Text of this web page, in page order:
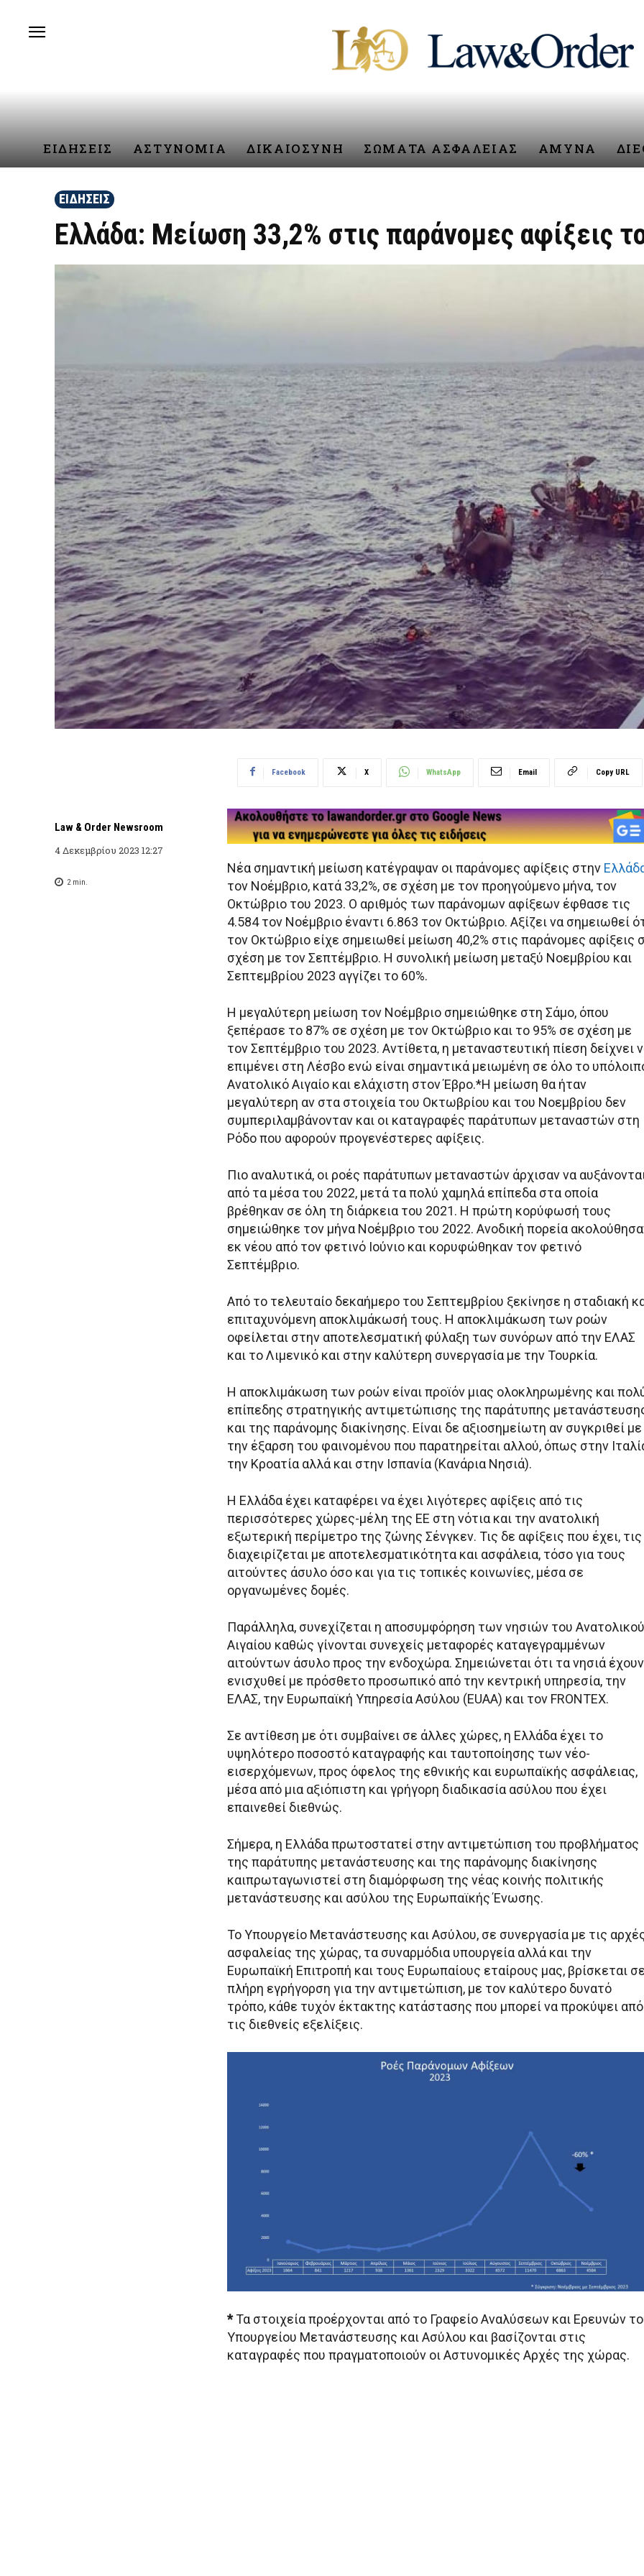
ΕΙΔΗΣΕΙΣ ΑΣΤΥΝΟΜΙΑ ΔΙΚΑΙΟΣΥΝΗ ΣΩΜΑΤΑ ΑΣΦΑΛΕΙΑΣ ΑΜΥΝΑ
ΕΙΔΗΣΕΙΣ
Ελλάδα: Μείωση 33,2% στις παράνομες αφίξεις
Law & Order Newsroom
4 Δεκεμβρίου 2023 12:27
2min.
Facebook X WhatsApp Email Copy URL
Νέα σημαντική μείωση κατέγραψαν οι παράνομες αφίξεις στην
τον Νοέμβριο, κατά 33,2%, σε σχέση με τον προηγούμενο μήνα, τον
Οκτώβριο του 2023. Ο αριθμός των παράνομων αφίξεων έφθασε τις
4.584 τον Νοέμβριο έναντι 6.863 τον Οκτώβριο. Αξίζει να σημειωθεί
τον Οκτώβριο είχε σημειωθεί μείωση 40,2% στις παράνομες αφίξεις
σχέση με τον Σεπτέμβριο. Η συνολική μείωση μεταξύ Νοεμβρίου και
Σεπτεμβρίου 2023 αγγίζει το 60%.
Η μεγαλύτερη μείωση τον Νοέμβριο σημειώθηκε στη Σάμο, όπου
ξεπέρασε το 87% σε σχέση με τον Οκτώβριο και το 95% σε σχέση με
τον Σεπτέμβριο του 2023. Αντίθετα, η μεταναστευτική πίεση δείχνει
επιμένει στη Λέσβο ενώ είναι σημαντικά μειωμένη σε όλο το
Ανατολικό Αιγαίο και ελάχιστη στον Έβρο.*Η μείωση θα ήταν
μεγαλύτερη αν στα στοιχεία του Οκτωβρίου και του Νοεμβρίου δεν
συμπεριλαμβάνονταν και οι καταγραφές παράτυπων μεταναστών στη
Ρόδο που αφορούν προγενέστερες αφίξεις.
Πιο αναλυτικά, οι ροές παράτυπων μεταναστών άρχισαν να
από τα μέσα του 2022, μετά τα πολύ χαμηλά επίπεδα στα οποία
βρέθηκαν σε όλη τη διάρκεια του 2021. Η πρώτη κορύφωσή τους
σημειώθηκε τον μήνα Νοέμβριο του 2022. Ανοδική πορεία
εκ νέου από τον φετινό Ιούνιο και κορυφώθηκαν τον φετινό
Σεπτέμβριο.
Από το τελευταίο δεκαήμερο του Σεπτεμβρίου ξεκίνησε η σταδιακή
επιταχυνόμενη αποκλιμάκωσή τους. Η αποκλιμάκωση των ροών
οφείλεται στην αποτελεσματική φύλαξη των συνόρων από την ΕΛΑΣ
και το Λιμενικό και στην καλύτερη συνεργασία με την Τουρκία.
Η αποκλιμάκωση των ροών είναι προϊόν μιας ολοκληρωμένης και
επίπεδης στρατηγικής αντιμετώπισης της παράτυπης
και της παράνομης διακίνησης. Είναι δε αξιοσημείωτη αν συγκριθεί με
την έξαρση του φαινομένου που παρατηρείται αλλού, όπως στην
την Κροατία αλλά και στην Ισπανία (Κανάρια Νησιά).
Η Ελλάδα έχει καταφέρει να έχει λιγότερες αφίξεις από τις
περισσότερες χώρες-μέλη της ΕΕ στη νότια και την ανατολική
εξωτερική περίμετρο της ζώνης Σένγκεν. Τις δε αφίξεις που έχει, τις
διαχειρίζεται με αποτελεσματικότητα και ασφάλεια, τόσο για τους
αιτούντες άσυλο όσο και για τις τοπικές κοινωνίες, μέσα σε
οργανωμένες δομές.
Παράλληλα, συνεχίζεται η αποσυμφόρηση των νησιών του Ανατολικού
Αιγαίου καθώς γίνονται συνεχείς μεταφορές καταγεγραμμένων
αιτούντων άσυλο προς την ενδοχώρα. Σημειώνεται ότι τα νησιά έχουν
ενισχυθεί με πρόσθετο προσωπικό από την κεντρική υπηρεσία, την
ΕΛΑΣ, την Ευρωπαϊκή Υπηρεσία Ασύλου (EUAA) και τον FRONTEX.
Σε αντίθεση με ότι συμβαίνει σε άλλες χώρες, η Ελλάδα έχει το
υψηλότερο ποσοστό καταγραφής και ταυτοποίησης των νέο-
εισερχόμενων, προς όφελος της εθνικής και ευρωπαϊκής ασφάλειας,
μέσα από μια αξιόπιστη και γρήγορη διαδικασία ασύλου που έχει
επαινεθεί διεθνώς.
Σήμερα, η Ελλάδα πρωτοστατεί στην αντιμετώπιση του προβλήματος
της παράτυπης μετανάστευσης και της παράνομης διακίνησης
καιπρωταγωνιστεί στη διαμόρφωση της νέας κοινής πολιτικής
μετανάστευσης και ασύλου της Ευρωπαϊκής Ένωσης.
Το Υπουργείο Μετανάστευσης και Ασύλου, σε συνεργασία με τις
ασφαλείας της χώρας, τα συναρμόδια υπουργεία αλλά και την
Ευρωπαϊκή Επιτροπή και τους Ευρωπαίους εταίρους μας, βρίσκεται σε
πλήρη εγρήγορση για την αντιμετώπιση, με τον καλύτερο δυνατό
τρόπο, κάθε τυχόν έκτακτης κατάστασης που μπορεί να προκύψει από
τις διεθνείς εξελίξεις.
*Τα στοιχεία προέρχονται από το Γραφείο Αναλύσεων και Ερευνών
Υπουργείου Μετανάστευσης και Ασύλου και βασίζονται στις
καταγραφές που πραγματοποιούν οι Αστυνομικές Αρχές της χώρας.